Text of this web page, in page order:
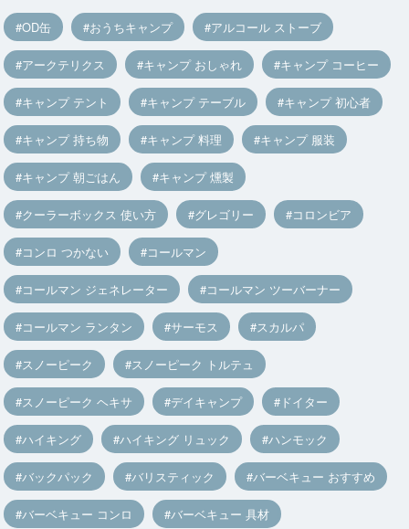
OD缶 おうちキャンプ アルコール ストーブ
アークテリクス キャンプ おしゃれ キャンプ コーヒー
キャンプ テント キャンプ テーブル キャンプ 初心者
キャンプ 持ち物 キャンプ 料理 キャンプ 服装
キャンプ 朝ごはん キャンプ 燻製
クーラーボックス 使い方 グレゴリー コロンビア
コンロ つかない コールマン
コールマン ジェネレーター コールマン ツーバーナー
コールマン ランタン サーモス スカルパ
スノーピーク スノーピーク トルテュ
スノーピーク ヘキサ デイキャンプ ドイター
ハイキング ハイキング リュック ハンモック
バックパック バリスティック バーベキュー おすすめ
バーベキュー コンロ バーベキュー 具材